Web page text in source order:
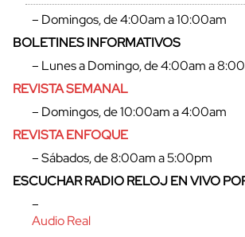
– Domingos, de 4:00am a 10:00am
BOLETINES INFORMATIVOS
– Lunes a Domingo, de 4:00am a
REVISTA SEMANAL
– Domingos, de 10:00am a 4:00am
REVISTA ENFOQUE
– Sábados, de 8:00am a 5:00pm
ESCUCHAR RADIO RELOJ EN VIVO
–
Audio Real